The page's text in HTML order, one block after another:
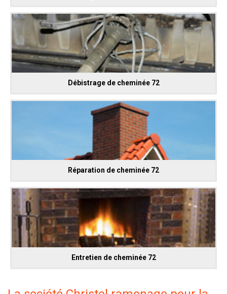
Débistrage de cheminée 72
Réparation de cheminée 72
Entretien de cheminée 72